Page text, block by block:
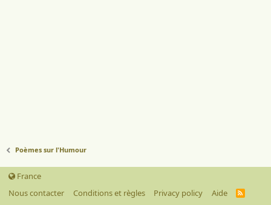
Poèmes sur l'Humour
France
Nous contacter
Conditions et règles Privacy policy Aide
R